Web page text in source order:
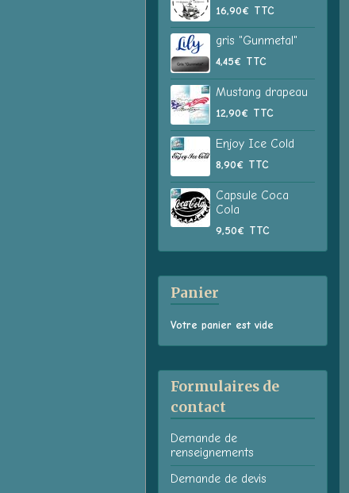
16,90€ TTC
gris "Gunmetal"
4,45€ TTC
Mustang drapeau
12,90€ TTC
Enjoy Ice Cold
8,90€ TTC
Capsule Coca
Cola
9,50€ TTC
Panier
Votre panier est vide
Formulaires de
contact
Demande de
renseignements
Demande de devis